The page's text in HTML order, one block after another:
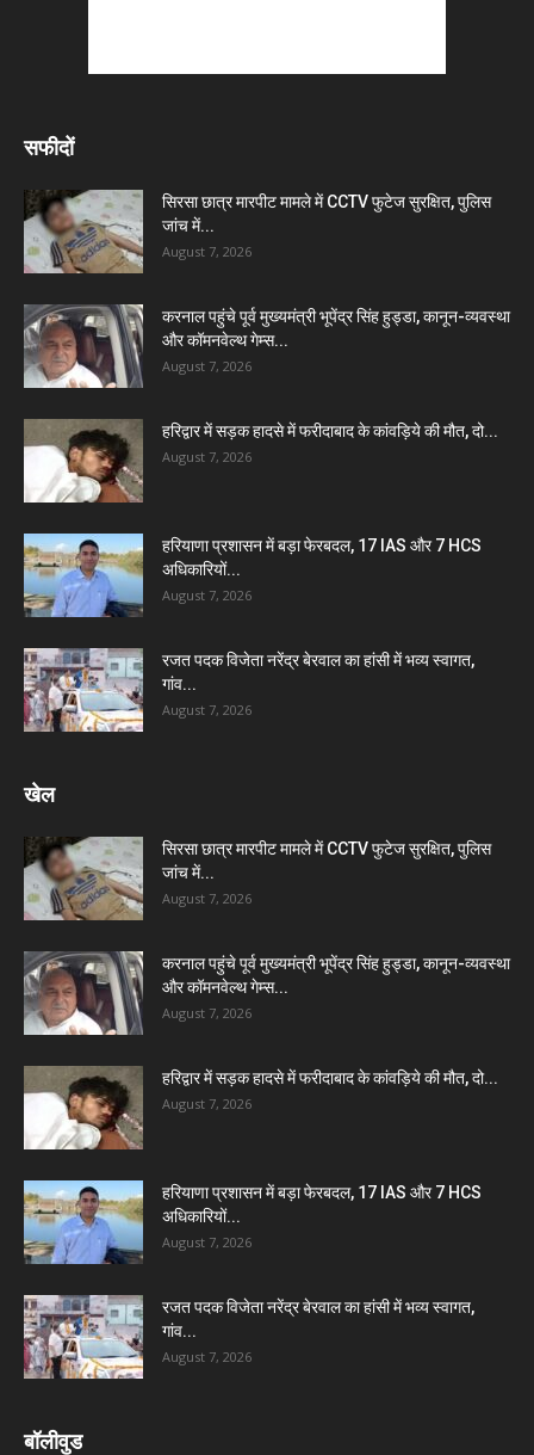
सफीदों
सिरसा छात्र मारपीट मामले में CCTV फुटेज सुरक्षित, पुलिस
जांच में...
August 7, 2026
करनाल पहुंचे पूर्व मुख्यमंत्री भूपेंद्र सिंह हुड्डा, कानून-व्यवस्था
और कॉमनवेल्थ गेम्स...
August 7, 2026
हरिद्वार में सड़क हादसे में फरीदाबाद के कांवड़िये की मौत, दो...
August 7, 2026
हरियाणा प्रशासन में बड़ा फेरबदल, 17 IAS और 7 HCS
अधिकारियों...
August 7, 2026
रजत पदक विजेता नरेंद्र बेरवाल का हांसी में भव्य स्वागत,
गांव...
August 7, 2026
खेल
सिरसा छात्र मारपीट मामले में CCTV फुटेज सुरक्षित, पुलिस
जांच में...
August 7, 2026
करनाल पहुंचे पूर्व मुख्यमंत्री भूपेंद्र सिंह हुड्डा, कानून-व्यवस्था
और कॉमनवेल्थ गेम्स...
August 7, 2026
हरिद्वार में सड़क हादसे में फरीदाबाद के कांवड़िये की मौत, दो...
August 7, 2026
हरियाणा प्रशासन में बड़ा फेरबदल, 17 IAS और 7 HCS
अधिकारियों...
August 7, 2026
रजत पदक विजेता नरेंद्र बेरवाल का हांसी में भव्य स्वागत,
गांव...
August 7, 2026
बॉलीवुड